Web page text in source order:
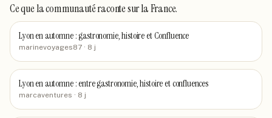
Ce que la communauté racontesur la France.
Lyon en automne : gastronomie, histoire et Confluence
marinevoyages87 · 8 j
Lyon en automne : entre gastronomie, histoire et confluences
marcaventures · 8 j